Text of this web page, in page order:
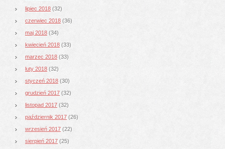
lipiec 2018 (32)
czerwiec 2018 (36)
maj 2018 (34)
kwiecień 2018 (33)
marzec 2018 (33)
luty 2018 (32)
styczeń 2018 (30)
grudzień 2017 (32)
listopad 2017 (32)
październik 2017 (26)
wrzesień 2017 (22)
sierpień 2017 (25)